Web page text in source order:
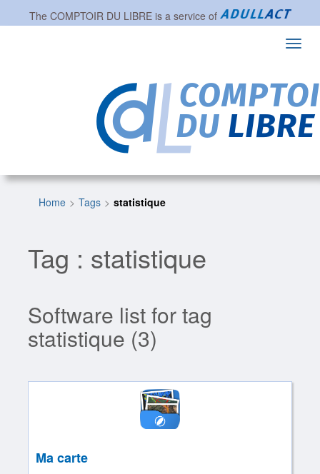
The COMPTOIR DU LIBREis a service of
Home Tags statistique
Tag : statistique
Software list for tag
statistique (3)
Ma carte